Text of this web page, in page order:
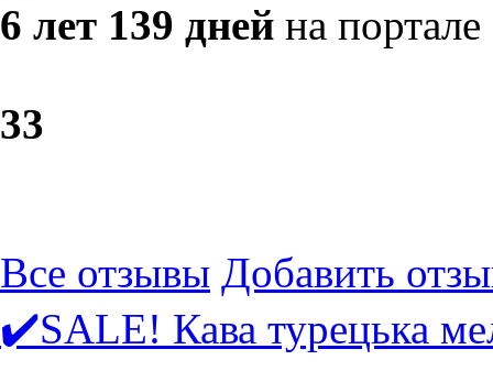
6 лет 139 дней на портале
33
Все отзывы Добавить
✔️SALE! Кава турецька